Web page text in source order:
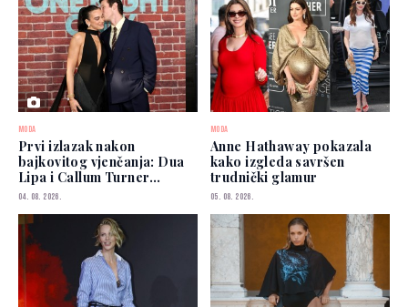
MODA
Prvi izlazak nakon
bajkovitog vjenčanja: Dua
Lipa i Callum Turner
zablistali u New Yorku
04. 08. 2026.
MODA
Anne Hathaway pokazala
kako izgleda savršen
trudnički glamur
05. 08. 2026.